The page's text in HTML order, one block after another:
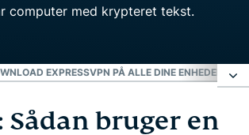
EXPRESSVPN PÅ ALLE DINE ENHEDER
bruger en VPN tunneling og
Sådan bruger en